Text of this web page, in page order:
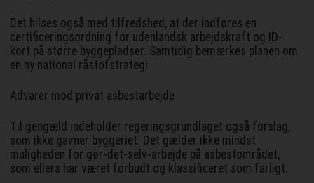
Det hilses også med tilfredshed, at der indføres en
certificeringsordning for udenlandsk arbejdskraft og ID-
kort på større byggepladser. Samtidig bemærkes planen om
en ny national råstofstrategi
Advarer mod privat asbestarbejde
Til gengæld indeholder regeringsgrundlaget også forslag,
som ikke gavner byggeriet. Det gælder ikke mindst
muligheden for gør-det-selv-arbejde på asbestområdet,
som ellers har været forbudt og klassificeret som farligt.